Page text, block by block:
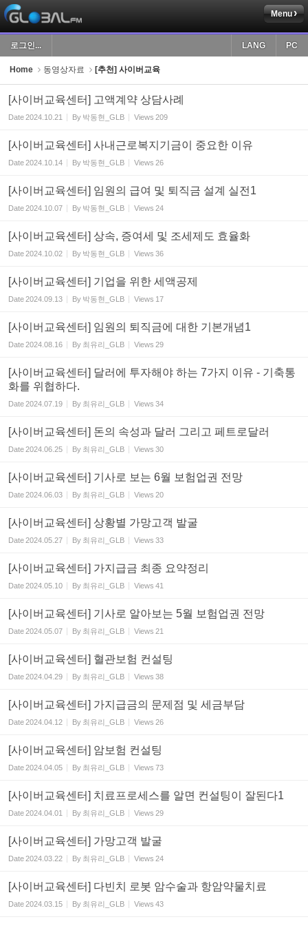
Menu
로그인... PC
LANG
Home 동영상자료 [추천] 사이버교육
[사이버교육센터] 고액계약 상담사례
Date2024.10.21 By 박동현_GLB Views 209
[사이버교육센터] 사내근로복지기금이 중요한 이유
Date2024.10.14 By 박동현_GLB Views 26
[사이버교육센터] 임원의 급여 및 퇴직금 설계 실전1
Date2024.10.07 By 박동현_GLB Views 24
[사이버교육센터] 상속, 증여세 및 조세제도 효율화
Date2024.10.02 By 박동현_GLB Views 36
[사이버교육센터] 기업을 위한 세액공제
Date2024.09.13 By 박동현_GLB Views 17
[사이버교육센터] 임원의 퇴직금에 대한 기본개념1
Date2024.08.16 By 최유리_GLB Views 29
[사이버교육센터] 달러에 투자해야 하는 7가지 이유 - 기축통
화를 위협하다.
Date2024.07.19 By 최유리_GLB Views 34
[사이버교육센터] 돈의 속성과 달러 그리고 페트로달러
Date2024.06.25 By 최유리_GLB Views 30
[사이버교육센터] 기사로 보는 6월 보험업권 전망
Date2024.06.03 By 최유리_GLB Views 20
[사이버교육센터] 상황별 가망고객 발굴
Date2024.05.27 By 최유리_GLB Views 33
[사이버교육센터] 가지급금 최종 요약정리
Date2024.05.10 By 최유리_GLB Views 41
[사이버교육센터] 기사로 알아보는 5월 보험업권 전망
Date2024.05.07 By 최유리_GLB Views 21
[사이버교육센터] 혈관보험 컨설팅
Date2024.04.29 By 최유리_GLB Views 38
[사이버교육센터] 가지급금의 문제점 및 세금부담
Date2024.04.12 By 최유리_GLB Views 26
[사이버교육센터] 암보험 컨설팅
Date2024.04.05 By 최유리_GLB Views 73
[사이버교육센터] 치료프로세스를 알면 컨설팅이 잘된다1
Date2024.04.01 By 최유리_GLB Views 29
[사이버교육센터] 가망고객 발굴
Date2024.03.22 By 최유리_GLB Views 24
[사이버교육센터] 다빈치 로봇 암수술과 항암약물치료
Date2024.03.15 By 최유리_GLB Views 43
Sketchbook5, 스케치북5
Sketchbook5, 스케치북5